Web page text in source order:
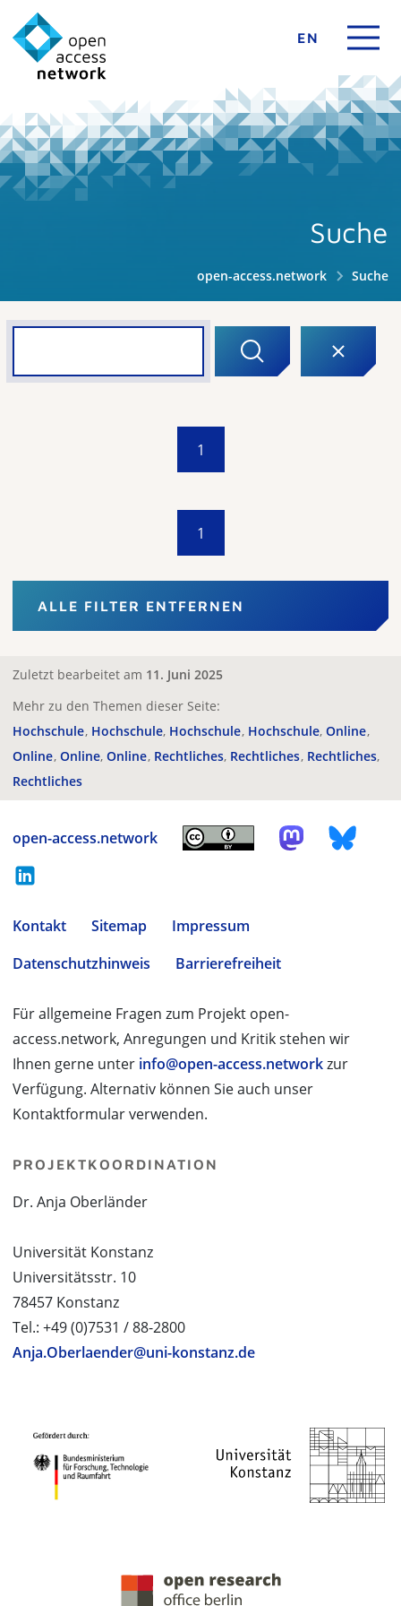
EN
Suche
open-access.network Suche
1
1
ALLE FILTER ENTFERNEN
Zuletzt bearbeitet am 11. Juni 2025
Mehr zu den Themen dieser Seite:
Hochschule Hochschule Hochschule Hochschule Online
Online Online Online Rechtliches Rechtliches Rechtliches
Rechtliches
open-access.network
Kontakt Sitemap
Impressum
Datenschutzhinweis
Barrierefreiheit
Für allgemeine Fragen zum Projekt open-
access.network, Anregungen und Kritik stehen wir
Ihnen gerne unter info@open-access.networkzur
Verfügung. Alternativ können Sie auch unser
Kontaktformular verwenden.
PROJEKTKOORDINATION
Dr. Anja Oberländer
Universität Konstanz
Universitätsstr. 10
78457 Konstanz
Tel.: +49 (0)7531 / 88-2800
Anja.Oberlaender@uni-konstanz.de